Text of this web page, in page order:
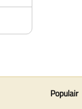
Populair